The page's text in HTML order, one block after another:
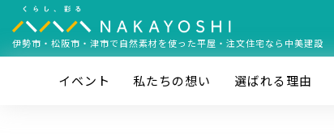
伊勢市・松阪市・津市で自然素材を使った平屋・注文住宅なら中美建設
イベント 私たちの想い 選ばれる理由